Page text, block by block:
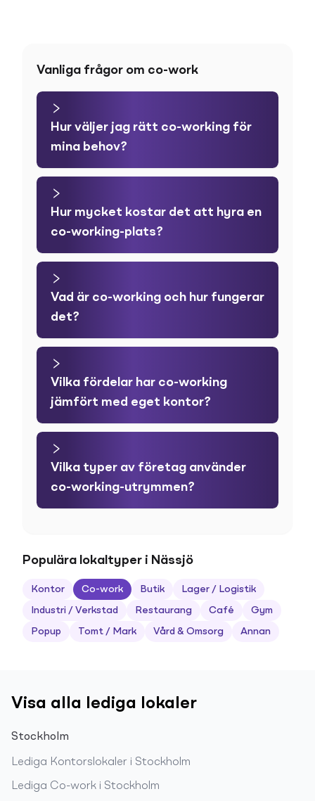
Vanliga frågor om co-work
Hur väljer jag rätt co-working för
mina behov?
Hur mycket kostar det att hyra en
co-working-plats?
Vad är co-working och hur fungerar
det?
Vilka fördelar har co-working
jämfört med eget kontor?
Vilka typer av företag använder
co-working-utrymmen?
Populära lokaltyper i Nässjö
Kontor Co-work Butik Lager / Logistik
Industri / Verkstad Restaurang Café Gym
Popup Tomt / Mark Vård & Omsorg Annan
Visa alla lediga lokaler
Stockholm
Lediga Kontorslokaler i Stockholm
Lediga Co-work i Stockholm